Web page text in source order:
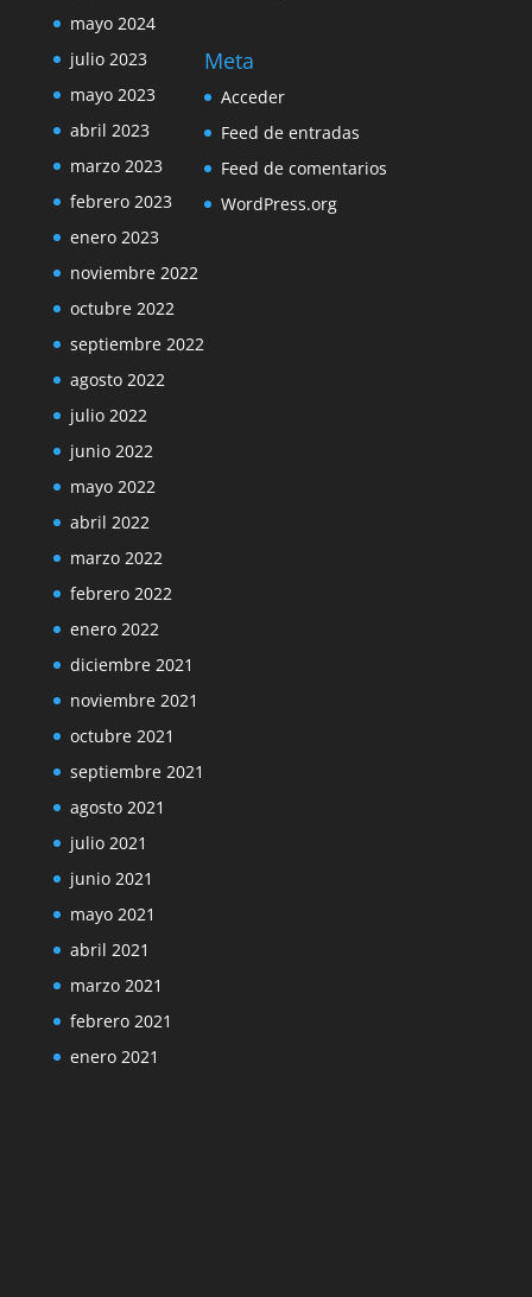
mayo 2024
julio 2023
mayo 2023
abril 2023
marzo 2023
febrero 2023
enero 2023
noviembre 2022
octubre 2022
septiembre 2022
agosto 2022
julio 2022
junio 2022
mayo 2022
abril 2022
marzo 2022
febrero 2022
enero 2022
diciembre 2021
noviembre 2021
octubre 2021
septiembre 2021
agosto 2021
julio 2021
junio 2021
mayo 2021
abril 2021
marzo 2021
febrero 2021
enero 2021
Meta
Acceder
Feed de entradas
Feed de comentarios
WordPress.org